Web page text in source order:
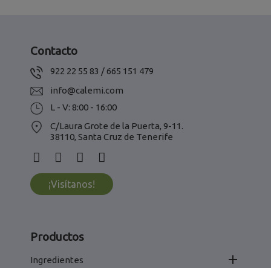
Contacto
922 22 55 83 / 665 151 479
info@calemi.com
L - V: 8:00 - 16:00
C/Laura Grote de la Puerta, 9-11.
38110, Santa Cruz de Tenerife
¡Visítanos!
Productos
Ingredientes 